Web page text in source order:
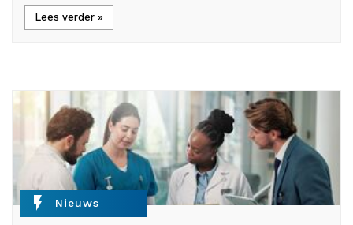
Lees verder »
flash_on Nieuws